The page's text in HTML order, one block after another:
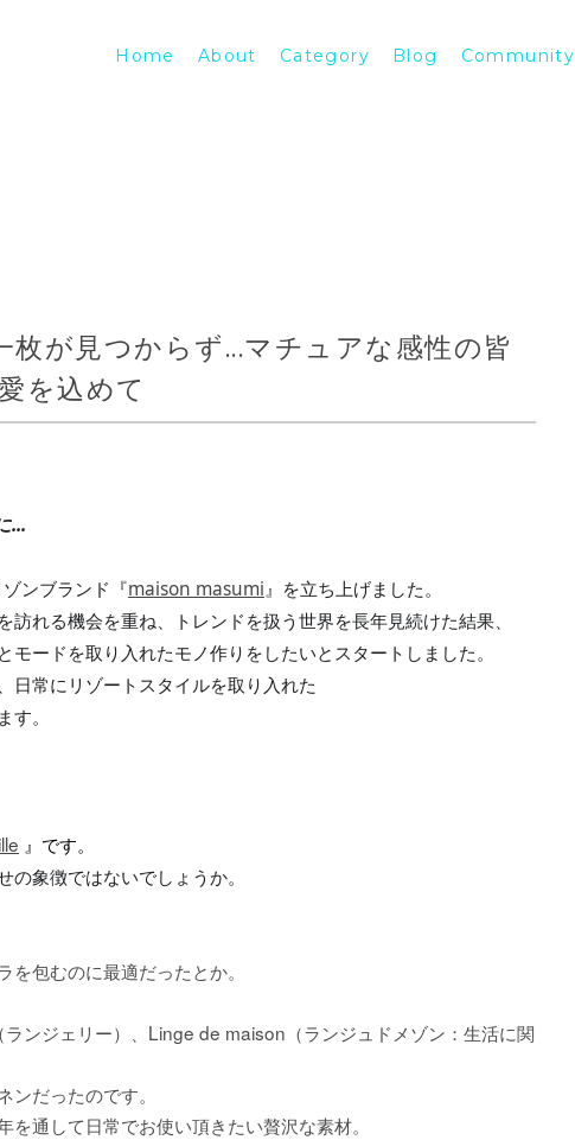
Home About Category Blog Community
が見つからず...マチュアな感性の皆
を込めて
...
ンブランド『maison masumi』を立ち上げました。
れる機会を重ね、トレンドを扱う世界を長年見続けた結果、
モードを取り入れたモノ作りをしたいとスタートしました。
日常にリゾートスタイルを取り入れた
。
』です。
象徴ではないでしょうか。
包むのに最適だったとか。
（ランジェリー）、 Linge de maison （ランジュドメゾン：生活に関
だったのです。
通して日常でお使い頂きたい贅沢な素材。